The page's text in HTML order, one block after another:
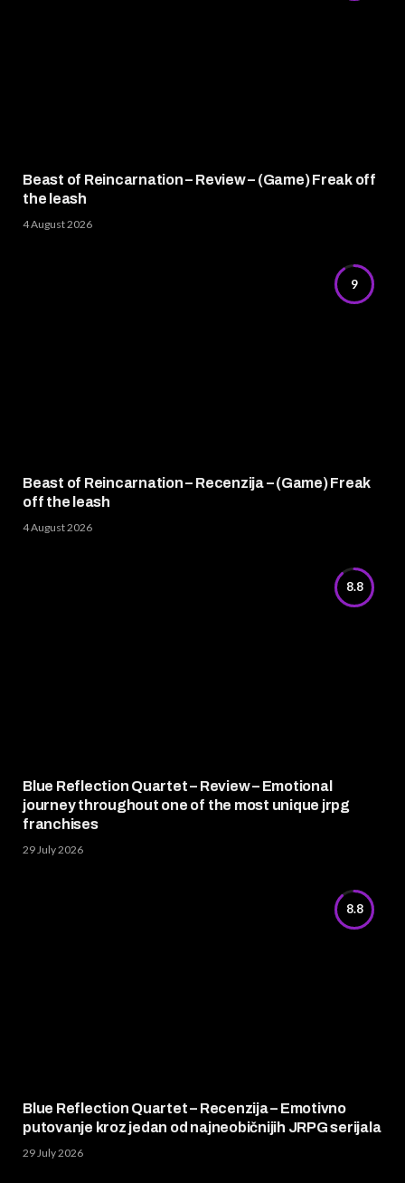
Beast of Reincarnation – Review – (Game) Freak off
the leash
4 August 2026
9
Beast of Reincarnation – Recenzija – (Game) Freak
off the leash
4 August 2026
8.8
Blue Reflection Quartet – Review – Emotional
journey throughout one of the most unique jrpg
franchises
29 July 2026
8.8
Blue Reflection Quartet – Recenzija – Emotivno
putovanje kroz jedan od najneobičnijih JRPG serijala
29 July 2026